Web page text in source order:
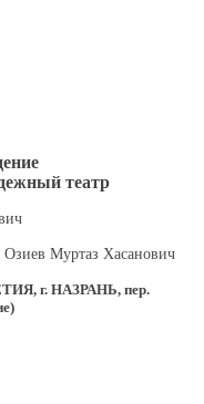
театр
Озиев Муртаз Хасанович
г. НАЗРАНЬ, пер.